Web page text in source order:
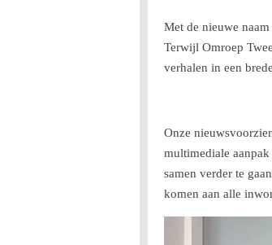
Met de nieuwe
Terwijl Omroep
verhalen in een
Onze
multimediale
samen verder te
komen aan alle